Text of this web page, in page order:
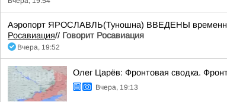
Аэропорт ЯРОСЛАВЛЬ(Туношна) ВВЕДЕНЫ временные
Росавиация// Говорит Росавиация
Вчера, 19:52
Олег Царёв: Фронтовая сводка.
Вчера, 19:13